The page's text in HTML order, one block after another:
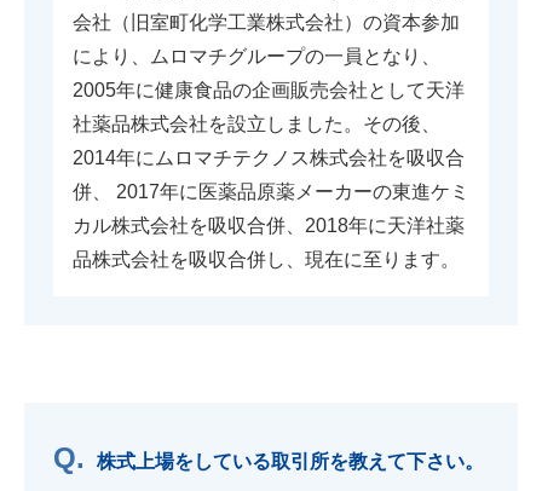
会社（旧室町化学工業株式会社）の資本参加
により、ムロマチグループの一員となり、
2005年に健康食品の企画販売会社として天洋
社薬品株式会社を設立しました。その後、
2014年にムロマチテクノス株式会社を吸収合
併、 2017年に医薬品原薬メーカーの東進ケミ
カル株式会社を吸収合併、2018年に天洋社薬
品株式会社を吸収合併し、現在に至ります。
株式上場をしている取引所を教えて下さい。